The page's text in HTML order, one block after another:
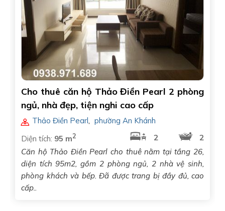
Cho thuê căn hộ Thảo Điền Pearl 2 phòng
ngủ, nhà đẹp, tiện nghi cao cấp
Thảo Điền Pearl, phường An Khánh
Diện tích: 95 m2 2
2
Căn hộ Thảo Điền Pearl cho thuê nằm tại tầng 26,
diện tích 95m2, gồm 2 phòng ngủ, 2 nhà vệ sinh,
phòng khách và bếp. Đã được trang bị đầy đủ, cao
cấp..